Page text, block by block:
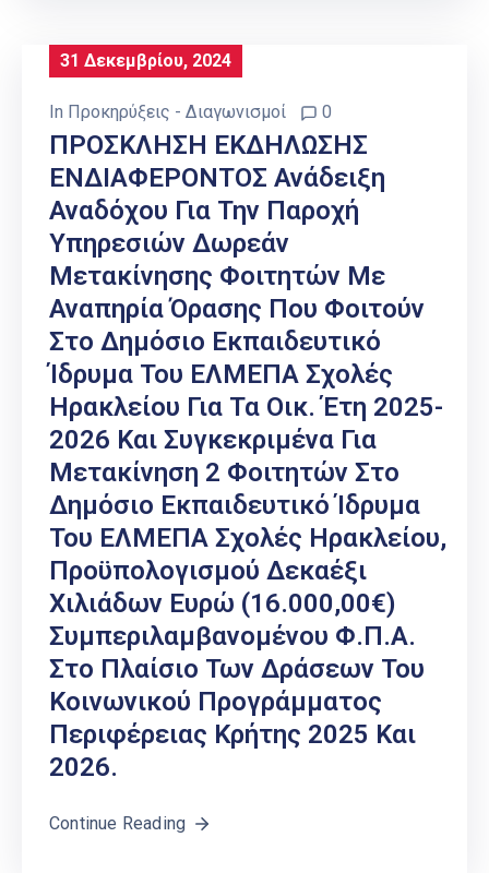
31 Δεκεμβρίου, 2024
In Προκηρύξεις - Διαγωνισμοί 0
ΠΡΟΣΚΛΗΣΗ ΕΚΔΗΛΩΣΗΣ
ΕΝΔΙΑΦΕΡΟΝΤΟΣ Ανάδειξη
Αναδόχου Για Την Παροχή
Υπηρεσιών Δωρεάν
Μετακίνησης Φοιτητών Με
Αναπηρία Όρασης Που Φοιτούν
Στο Δημόσιο Εκπαιδευτικό
Ίδρυμα Του ΕΛΜΕΠΑ Σχολές
Ηρακλείου Για Τα Οικ. Έτη 2025-
2026 Και Συγκεκριμένα Για
Μετακίνηση 2 Φοιτητών Στο
Δημόσιο Εκπαιδευτικό Ίδρυμα
Του ΕΛΜΕΠΑ Σχολές Ηρακλείου,
Προϋπολογισμού Δεκαέξι
Χιλιάδων Ευρώ (16.000,00€)
Συμπεριλαμβανομένου Φ.Π.Α.
Στο Πλαίσιο Των Δράσεων Του
Κοινωνικού Προγράμματος
Περιφέρειας Κρήτης 2025 Και
2026.
Continue Reading